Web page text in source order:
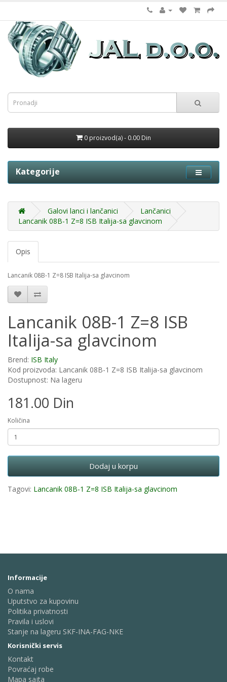
0 proizvod(a) - 0.00 Din
Kategorije
Galovi lanci i lančanici
Lančanici
Lancanik 08B-1 Z=8 ISB Italija-sa glavcinom
Opis
Lancanik 08B-1 Z=8 ISB Italija-sa glavcinom
Lancanik 08B-1 Z=8 ISB
Italija-sa glavcinom
Brend: ISB Italy
Kod proizvoda: Lancanik 08B-1 Z=8 ISB Italija-sa glavcinom
Dostupnost: Na lageru
181.00 Din
Količina
Dodaj u korpu
Tagovi: Lancanik 08B-1 Z=8 ISB Italija-sa glavcinom
Informacije
O nama
Uputstvo za kupovinu
Politika privatnosti
Pravila i uslovi
Stanje na lageru SKF-INA-FAG-NKE
Korisnički servis
Kontakt
Povraćaj robe
Mapa sajta